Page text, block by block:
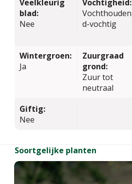
Veelkleurig
blad:
Nee
Vochtigheid:
Vochthouden
d-vochtig
Wintergroen:
Ja
Zuurgraad
grond:
Zuur tot
neutraal
Giftig:
Nee
Soortgelijke planten